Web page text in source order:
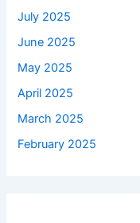
July 2025
June 2025
May 2025
April 2025
March 2025
February 2025